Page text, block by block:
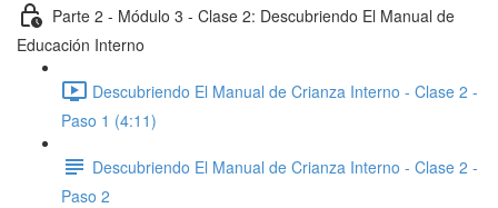
Parte 2 - Módulo 3 - Clase 2: Descubriendo El Manual de
Educación Interno
Descubriendo El Manual de Crianza Interno - Clase 2 -
Paso 1 (4:11)
Descubriendo El Manual de Crianza Interno - Clase 2 -
Paso 2